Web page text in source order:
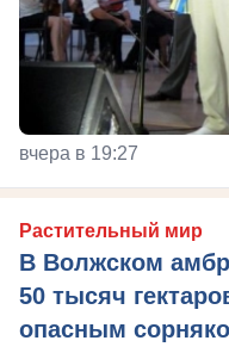
вчера в 19:27
Растительный мир
В Волжском
50 тысяч
опасным